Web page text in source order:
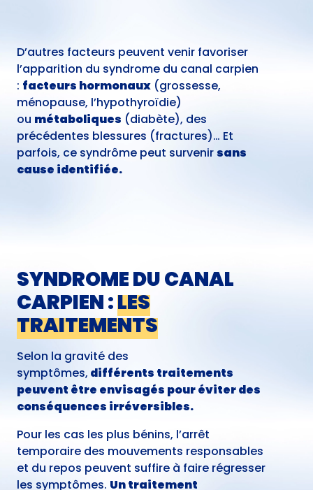
D’autres facteurs peuvent venir favoriser
l’apparition du syndrome du canal carpien
: facteurs hormonaux (grossesse,
ménopause, l’hypothyroïdie)
ou métaboliques (diabète), des
précédentes blessures (fractures)… Et
parfois, ce syndrôme peut survenirsans
cause identifiée.
SYNDROME DU CANAL
CARPIEN :LES
TRAITEMENTS
Selon la gravité des
symptômes, différents traitements
peuvent être envisagés pour éviter des
conséquences irréversibles.
Pour les cas les plus bénins, l’arrêt
temporaire des mouvements responsables
et du repos peuvent suffire à faire régresser
les symptômes. Un traitement